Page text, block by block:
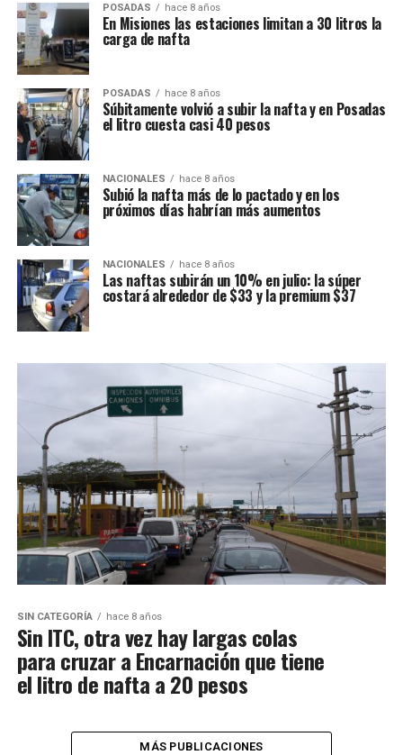
POSADAS hace 8 años
En Misiones las estaciones limitan a 30 litros la
carga de nafta
POSADAS hace 8 años
Súbitamente volvió a subir la nafta y en Posadas
el litro cuesta casi 40 pesos
NACIONALES hace 8 años
Subió la nafta más de lo pactado y en los
próximos días habrían más aumentos
NACIONALES hace 8 años
Las naftas subirán un 10% en julio: la súper
costará alrededor de $33 y la premium $37
SIN CATEGORÍA hace 8 años
Sin ITC, otra vez hay largas colas
para cruzar a Encarnación que tiene
el litro de nafta a 20 pesos
MÁS PUBLICACIONES